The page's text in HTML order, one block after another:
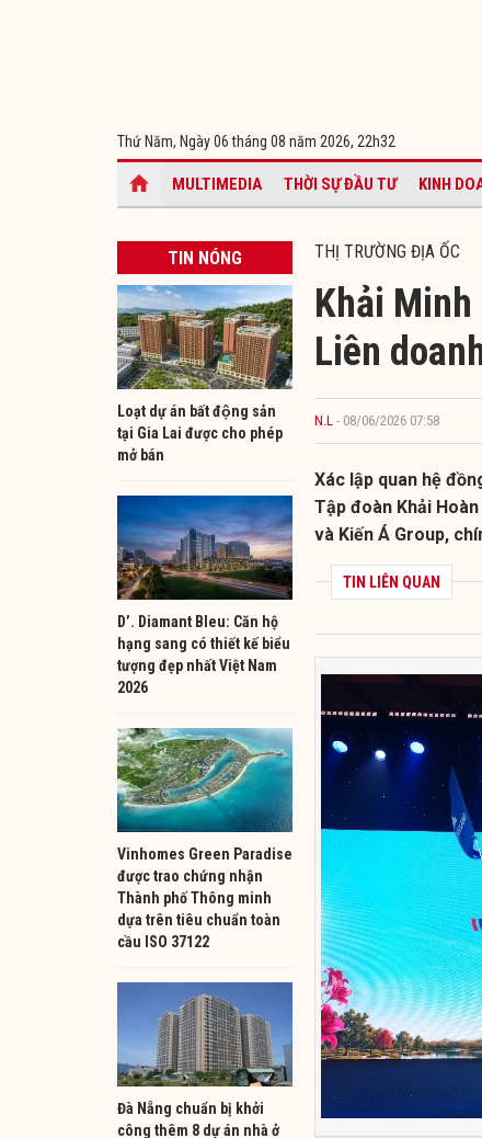
Thứ Năm, Ngày 06 tháng 08 năm 2026, 22h32
MULTIMEDIA THỜI SỰ ĐẦU TƯ KINH
TIN NÓNG
Loạt dự án bất động sản
tại Gia Lai được cho phép
mở bán
D’. Diamant Bleu: Căn hộ
hạng sang có thiết kế biểu
tượng đẹp nhất Việt Nam
2026
Vinhomes Green Paradise
được trao chứng nhận
Thành phố Thông minh
dựa trên tiêu chuẩn toàn
cầu ISO 37122
Đà Nẵng chuẩn bị khởi
công thêm 8 dự án nhà ở
THỊ TRƯỜNG ĐỊA ỐC
Khải
Liên
N.L - 08/06/2026 07:58
Xác lập quan hệ
Tập đoàn Khải
và Kiến Á Group,
TIN LIÊN QUAN